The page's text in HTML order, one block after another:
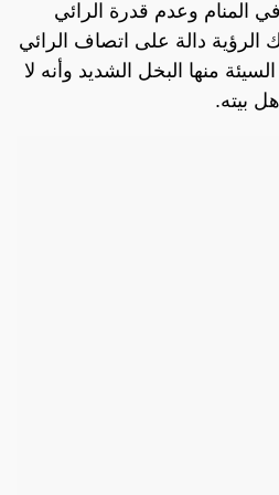
المنام وعدم قدرة الرائي
الرؤية دالة على اتصاف الرائي
منها البخل الشديد وأنه لا
بيته.